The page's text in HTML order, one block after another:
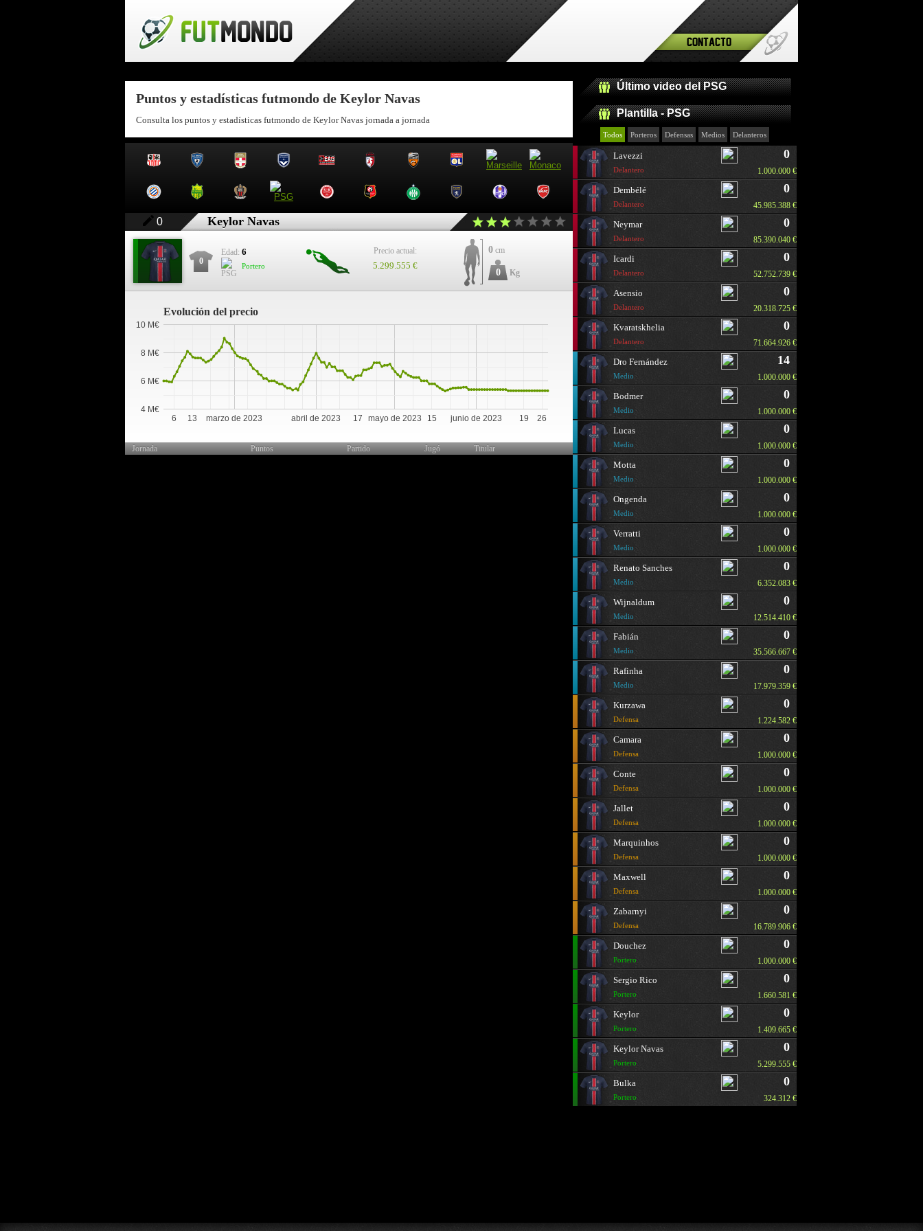
Contacto
Puntos y estadísticas futmondo de Keylor Navas
Consulta los puntos y estadísticas futmondo de Keylor Navas jornada a jornada
0 Keylor Navas
0
Edad: 6
Portero
Precio actual:
5.299.555 €
0 cm
0 Kg
Evolución del precio
marzo de 2023 abril de 2023 mayo de 2023 junio de 2023
6 13 17 15 19 26
4 M€
6 M€
8 M€
10 M€
Jornada Puntos Partido Jugó Titular
Último video del PSG
Plantilla - PSG
Todos Porteros Defensas Medios Delanteros
Lavezzi
Delantero
0
1.000.000 €
Dembélé
Delantero
0
45.985.388 €
Neymar
Delantero
0
85.390.040 €
Icardi
Delantero
0
52.752.739 €
Asensio
Delantero
0
20.318.725 €
Kvaratskhelia
Delantero
0
71.664.926 €
Dro Fernández
Medio
14
1.000.000 €
Bodmer
Medio
0
1.000.000 €
Lucas
Medio
0
1.000.000 €
Motta
Medio
0
1.000.000 €
Ongenda
Medio
0
1.000.000 €
Verratti
Medio
0
1.000.000 €
Renato Sanches
Medio
0
6.352.083 €
Wijnaldum
Medio
0
12.514.410 €
Fabián
Medio
0
35.566.667 €
Rafinha
Medio
0
17.979.359 €
Kurzawa
Defensa
0
1.224.582 €
Camara
Defensa
0
1.000.000 €
Conte
Defensa
0
1.000.000 €
Jallet
Defensa
0
1.000.000 €
Marquinhos
Defensa
0
1.000.000 €
Maxwell
Defensa
0
1.000.000 €
Zabarnyi
Defensa
0
16.789.906 €
Douchez
Portero
0
1.000.000 €
Sergio Rico
Portero
0
1.660.581 €
Keylor
Portero
0
1.409.665 €
Keylor Navas
Portero
0
5.299.555 €
Bulka
Portero
0
324.312 €